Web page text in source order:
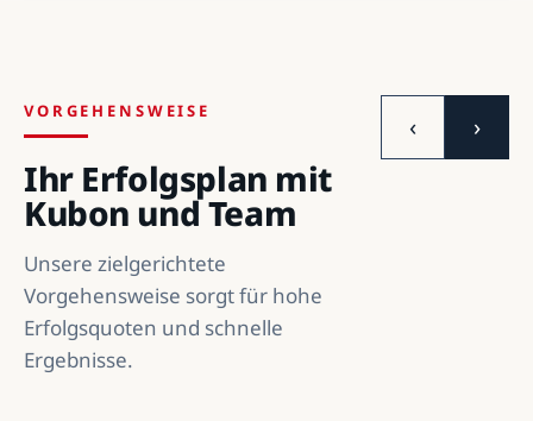
VORGEHENSWEISE
Ihr Erfolgsplan mit
Kubon und Team
Unsere zielgerichtete
Vorgehensweise sorgt für hohe
Erfolgsquoten und schnelle
Ergebnisse.
‹ ›